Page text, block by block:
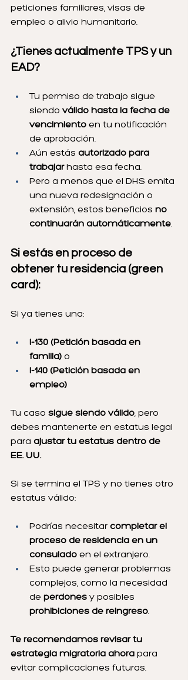
peticiones familiares, visas de
empleo o alivio humanitario.
¿Tienes actualmente TPS y un
EAD?
Tu permiso de trabajo sigue
siendo válido hasta la fecha de
vencimiento en tu notificación
de aprobación.
Aún estás autorizado para
trabajar hasta esa fecha.
Pero a menos que el DHS emita
una nueva redesignación o
extensión, estos beneficios no
continuarán automáticamente.
Si estás en proceso de
obtener tu residencia (green
card):
Si ya tienes una:
I-130 (Petición basada en
familia) o
I-140 (Petición basada en
empleo)
Tu caso sigue siendo válido, pero
debes mantenerte en estatus legal
para ajustar tu estatus dentro de
EE. UU.
Si se termina el TPS y no tienes otro
estatus válido:
Podrías necesitar completar el
proceso de residencia en un
consulado en el extranjero.
Esto puede generar problemas
complejos, como la necesidad
de perdones y posibles
prohibiciones de reingreso.
Te recomendamos revisar tu
estrategia migratoria ahora para
evitar complicaciones futuras.